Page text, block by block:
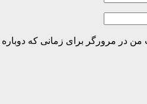
من در مرورگر برای زمانی که